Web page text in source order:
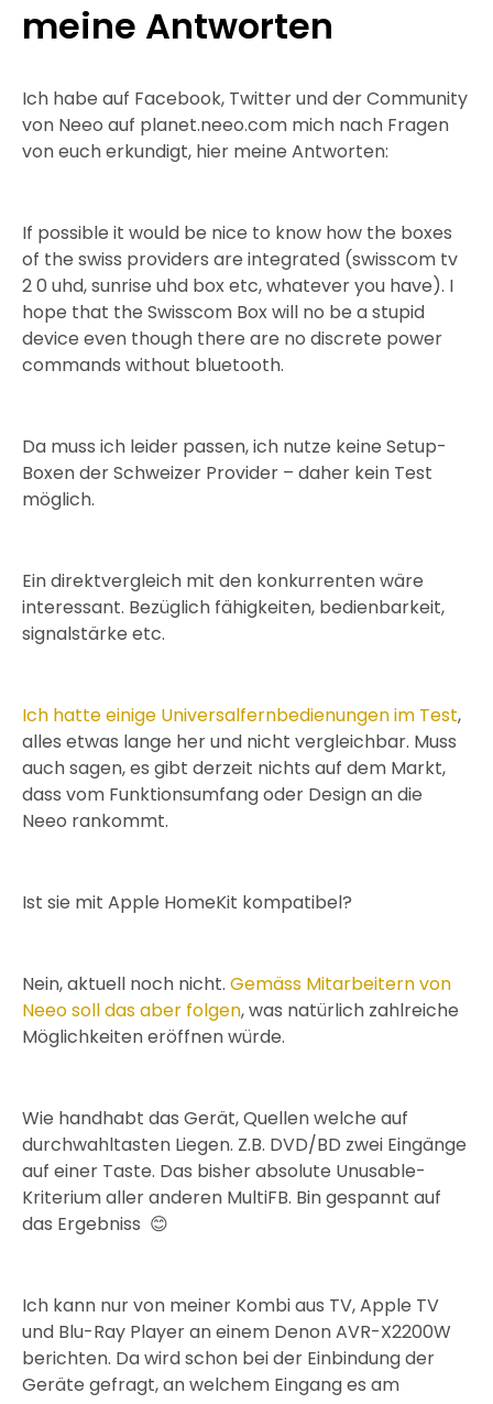
meine Antworten
Ich habe auf Facebook, Twitter und der Community
von Neeo auf planet.neeo.com mich nach Fragen
von euch erkundigt, hier meine Antworten:
If possible it would be nice to know how the boxes
of the swiss providers are integrated (swisscom tv
2 0 uhd, sunrise uhd box etc, whatever you have). I
hope that the Swisscom Box will no be a stupid
device even though there are no discrete power
commands without bluetooth.
Da muss ich leider passen, ich nutze keine Setup-
Boxen der Schweizer Provider – daher kein Test
möglich.
Ein direktvergleich mit den konkurrenten wäre
interessant. Bezüglich fähigkeiten, bedienbarkeit,
signalstärke etc.
Ich hatte einige Universalfernbedienungen im Test,
alles etwas lange her und nicht vergleichbar. Muss
auch sagen, es gibt derzeit nichts auf dem Markt,
dass vom Funktionsumfang oder Design an die
Neeo rankommt.
Ist sie mit Apple HomeKit kompatibel?
Nein, aktuell noch nicht. Gemäss Mitarbeitern von
Neeo soll das aber folgen, was natürlich zahlreiche
Möglichkeiten eröffnen würde.
Wie handhabt das Gerät, Quellen welche auf
durchwahltasten Liegen. Z.B. DVD/BD zwei Eingänge
auf einer Taste. Das bisher absolute Unusable-
Kriterium aller anderen MultiFB. Bin gespannt auf
das Ergebniss 😊
Ich kann nur von meiner Kombi aus TV, Apple TV
und Blu-Ray Player an einem Denon AVR-X2200W
berichten. Da wird schon bei der Einbindung der
Geräte gefragt, an welchem Eingang es am